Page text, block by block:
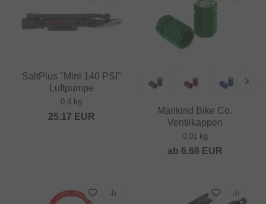
SaltPlus "Mini 140 PSI"
Luftpumpe
0.8 kg
25.17 EUR
Mankind Bike Co.
Ventilkappen
0.01 kg
ab 6.68 EUR